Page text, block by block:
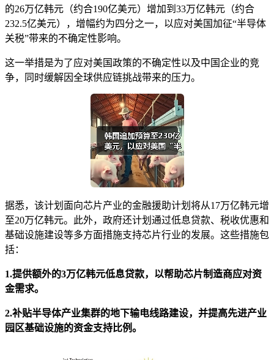
的26万亿韩元（约合190亿美元）增加到33万亿韩元（约合
232.5亿美元），增幅约为四分之一，以应对美国加征“半导体
关税”带来的不确定性影响。
这一举措是为了应对美国政策的不确定性以及中国企业的竞
争，同时缓解因全球供应链挑战带来的压力。
据悉，该计划面向芯片产业的金融援助计划将从17万亿韩元增
至20万亿韩元。此外，政府还计划通过低息贷款、税收优惠和
基础设施建设等多方面措施支持芯片行业的发展。这些措施包
括：
1.提供额外的3万亿韩元低息贷款，以帮助芯片制造商应对资
金需求。
2.补贴半导体产业集群的地下输电线路建设，并提高先进产业
园区基础设施的资金支持比例。